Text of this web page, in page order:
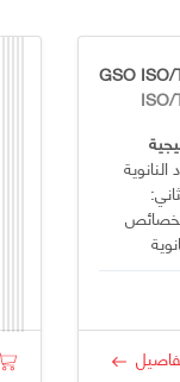
GSO
في
الغاز